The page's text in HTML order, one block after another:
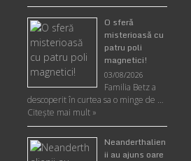
O sferă
misterioasă cu
patru poli
magnetici!
03/08/2026
Familia Betz a
descoperit în curtea sa o minge de …
Citeşte mai mult »
Neanderthalien
ii au ajuns oare